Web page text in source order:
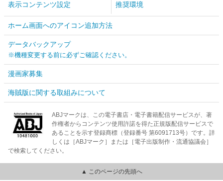
表示コンテンツ設定 推奨環境
ホーム画面へのアイコン追加方法
データバックアップ
※機種変更する前に必ずご確認ください。
漫画家募集
海賊版に関する取組みについて
ABJマークは、この電子書店・電子書籍配信サービスが、著
作権者からコンテンツ使用許諾を得た正規版配信サービスで
あることを示す登録商標（登録番号 第6091713号）です。詳
しくは［ABJマーク］または［電子出版制作・流通協議会］
で検索してください。
▲ このページの先頭へ